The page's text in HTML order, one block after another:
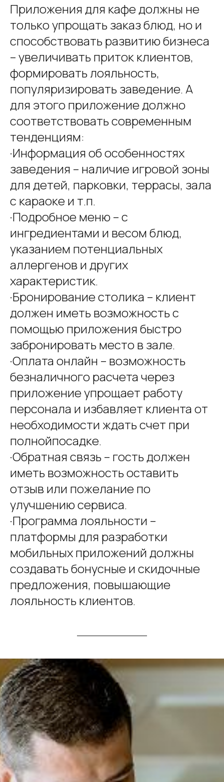
Приложения для кафе должны не
только упрощать заказ блюд, но и
способствовать развитию бизнеса
– увеличивать приток клиентов,
формировать лояльность,
популяризировать заведение. А
для этого приложение должно
соответствовать современным
тенденциям:
·Информация об особенностях
заведения – наличие игровой зоны
для детей, парковки, террасы, зала
с караоке и т.п.
·Подробное меню – с
ингредиентами и весом блюд,
указанием потенциальных
аллергенов и других
характеристик.
·Бронирование столика – клиент
должен иметь возможность с
помощью приложения быстро
забронировать место в зале.
·Оплата онлайн – возможность
безналичного расчета через
приложение упрощает работу
персонала и избавляет клиента от
необходимости ждать счет при
полнойпосадке.
·Обратная связь – гость должен
иметь возможность оставить
отзыв или пожелание по
улучшению сервиса.
·Программа лояльности –
платформы для разработки
мобильных приложений должны
создавать бонусные и скидочные
предложения, повышающие
лояльность клиентов.